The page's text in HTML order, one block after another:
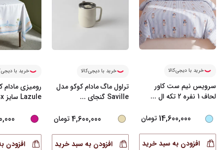
خرید با دیجی‌کالا
سرویس نیم ست کاور
لحاف 1 نفره 2 تکه ال
...
14,600,000 تومان
افزودن به سبد خرید
خرید با دیجی‌کالا
تراول ماگ مادام کوکو مدل
Saville گنجای
...
4,600,000 تومان
افزودن به سبد خرید
خرید با
رومیزی مادام
Lazule سایز 150x
افزودن